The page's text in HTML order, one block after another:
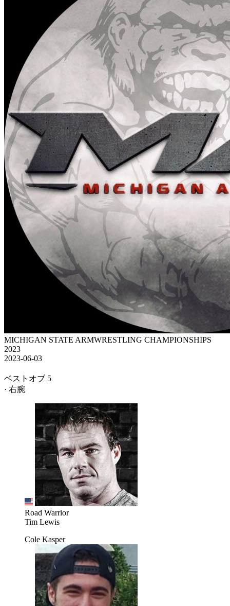
MICHIGAN STATE ARMWRESTLING CHAMPIONSHIPS
2023
2023-06-03
ベストオブ 5
· 右腕
Road Warrior
Tim Lewis
Cole Kasper